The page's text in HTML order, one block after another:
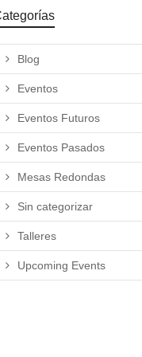
Blog
Eventos
Eventos Futuros
Eventos Pasados
Mesas Redondas
Sin categorizar
Talleres
Upcoming Events